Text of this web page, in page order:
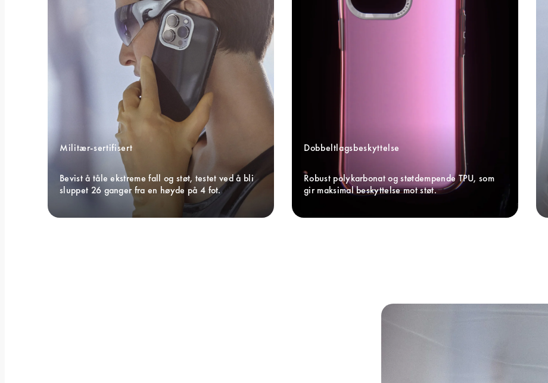
Militær-sertifisert
Bevist å tåle ekstreme fall og støt, testet ved å bli
sluppet 26 ganger fra en høyde på 4 fot.
Dobbeltlagsbeskyttelse
Robust polykarbonat og støtdempende TPU, som
gir maksimal beskyttelse mot støt.